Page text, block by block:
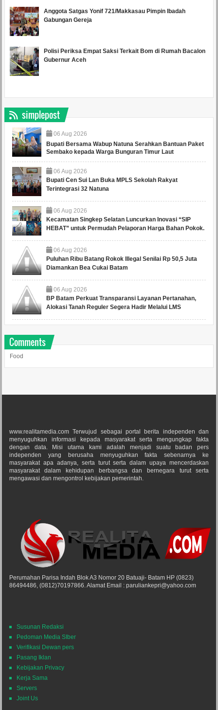
Anggota Satgas Yonif 721/Makkasau Pimpin Ibadah
Gabungan Gereja
Polisi Periksa Empat Saksi Terkait Bom di Rumah Bacalon
Gubernur Aceh
simplepost
06 Aug 2026
Bupati Bersama Wabup Natuna Serahkan Bantuan Paket
Sembako kepada Warga Bunguran Timur Laut
06 Aug 2026
Bupati Cen Sui Lan Buka MPLS Sekolah Rakyat
Terintegrasi 32 Natuna
06 Aug 2026
Kecamatan Singkep Selatan Luncurkan Inovasi “SIP
HEBAT” untuk Permudah Pelaporan Harga Bahan Pokok.
06 Aug 2026
Puluhan Ribu Batang Rokok Illegal Senilai Rp 50,5 Juta
Diamankan Bea Cukai Batam
06 Aug 2026
BP Batam Perkuat Transparansi Layanan Pertanahan,
Alokasi Tanah Reguler Segera Hadir Melalui LMS
Comments
Food
www.realitamedia.com Terwujud sebagai portal berita independen dan
menyuguhkan informasi kepada masyarakat serta mengungkap fakta
dengan data. Misi utama kami adalah menjadi suatu badan pers
independen yang berusaha menyuguhkan fakta sebenarnya ke
masyarakat apa adanya, serta turut serta dalam upaya mencerdaskan
masyarakat dalam kehidupan berbangsa dan bernegara turut serta
mengawasi dan mengontrol kebijakan pemerintah.
Perumahan Parisa Indah Blok A3 Nomor 20 Batuaji- Batam HP (0823)
86494486, (0812)70197866. Alamat Email : paruliankepri@yahoo.com
Susunan Redaksi
Pedoman Media SIber
Verifikasi Dewan pers
Pasang Iklan
Kebijakan Privacy
Kerja Sama
Servers
Joint Us